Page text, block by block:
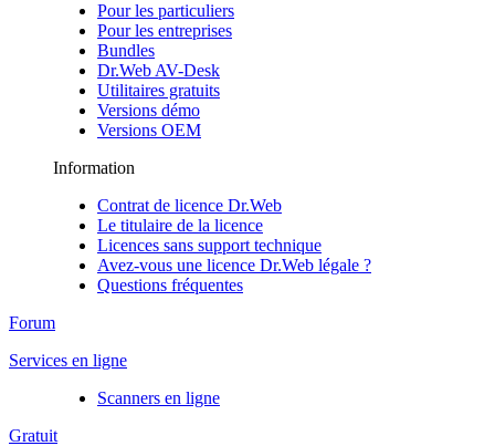
Pour les particuliers
Pour les entreprises
Bundles
Dr.Web AV-Desk
Utilitaires gratuits
Versions démo
Versions OEM
Information
Contrat de licence Dr.Web
Le titulaire de la licence
Licences sans support technique
Avez-vous une licence Dr.Web légale ?
Questions fréquentes
Forum
Services en ligne
Scanners en ligne
Gratuit